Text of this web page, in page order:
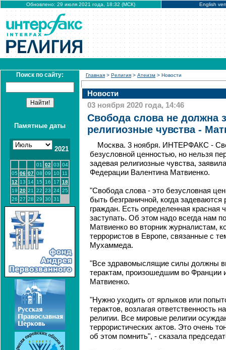
Обновлено: 29 июля 2021 года, 18:32 (МСК) English
Поиск по сайту:
Памятные даты
2021
01 02 03 04
05 06 07 08 09 10
11
12 13 14 15 16 17 18
19 20 21 22 23 24 25
26 27 28 29 30 31
Главная > Религия > Атеизм > Новости
Новости
03 ноября 2020 года, 14:46
Свобода слова не должна
религиозные чувства -
Москва. 3 ноября. ИНТЕРФАКС -
безусловной ценностью, но нельзя
задевая религиозные чувства,
Федерации Валентина Матвиенко.
"Свобода слова - это безусловная
быть безграничной, когда задеваются
граждан. Есть определенная красная
заступать. Об этом надо всегда нам
Матвиенко во вторник журналистам,
террористов в Европе, связанные с
Мухаммеда.
"Все здравомыслящие силы должны
терактам, произошедшим во Франции
Матвиенко.
"Нужно уходить от ярлыков или
терактов, возлагая ответственность
религии. Все мировые религии
террористических актов. Это очень
об этом помнить", - сказала